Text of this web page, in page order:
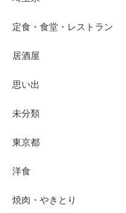
定食・食堂・レストラン
居酒屋
思い出
未分類
東京都
洋食
焼肉・やきとり